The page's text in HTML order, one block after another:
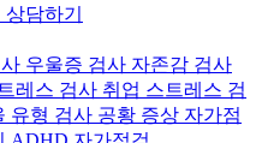
상담하기
우울증 검사 자존감 검사
레스 검사 취업 스트레스 검
유형 검사 공황 증상 자가점